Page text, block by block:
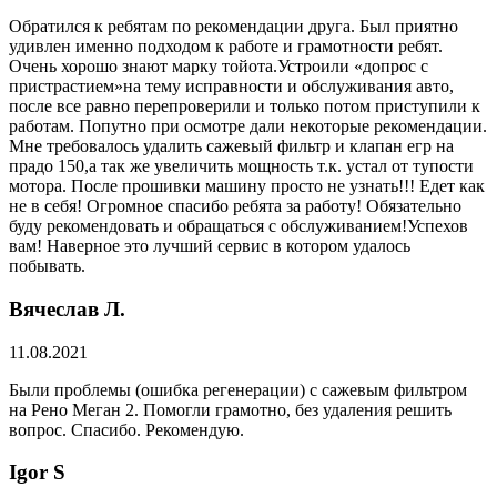
Обратился к ребятам по рекомендации друга. Был приятно
удивлен именно подходом к работе и грамотности ребят.
Очень хорошо знают марку тойота.Устроили «допрос с
пристрастием»на тему исправности и обслуживания авто,
после все равно перепроверили и только потом приступили к
работам. Попутно при осмотре дали некоторые рекомендации.
Мне требовалось удалить сажевый фильтр и клапан егр на
прадо 150,а так же увеличить мощность т.к. устал от тупости
мотора. После прошивки машину просто не узнать!!! Едет как
не в себя! Огромное спасибо ребята за работу! Обязательно
буду рекомендовать и обращаться с обслуживанием!Успехов
вам! Наверное это лучший сервис в котором удалось
побывать.
Вячеслав Л.
11.08.2021
Были проблемы (ошибка регенерации) с сажевым фильтром
на Рено Меган 2. Помогли грамотно, без удаления решить
вопрос. Спасибо. Рекомендую.
​Igor S